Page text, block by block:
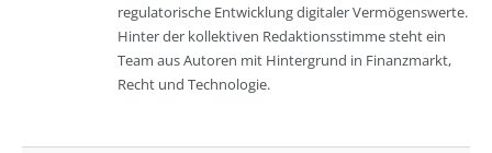
regulatorische Entwicklung digitaler Vermögenswerte.
Hinter der kollektiven Redaktionsstimme steht ein
Team aus Autoren mit Hintergrund in Finanzmarkt,
Recht und Technologie.